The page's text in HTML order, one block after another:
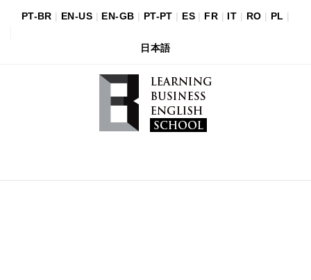
PT-BR | EN-US | EN-GB | PT-PT | ES | FR | IT | RO | PL |
日本語